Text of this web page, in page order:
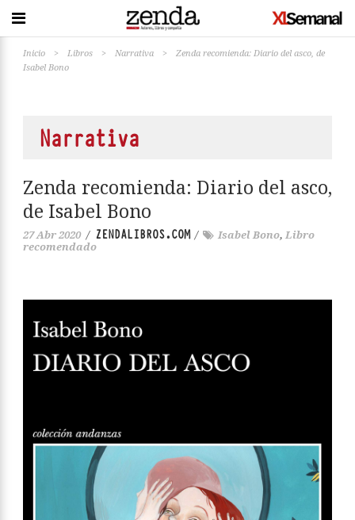
Inicio > Libros > Narrativa >
Zenda recomienda: Diario del asco, de
Isabel Bono
Narrativa
Zenda recomienda: Diario del asco,
de Isabel Bono
27 Abr 2020 / ZENDALIBROS.COM/ Isabel Bono, Libro
recomendado